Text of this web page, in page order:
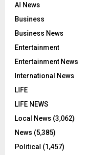
AI News
Business
Business News
Entertainment
Entertainment News
International News
LIFE
LIFE NEWS
Local News (3,062)
News (5,385)
Political (1,457)